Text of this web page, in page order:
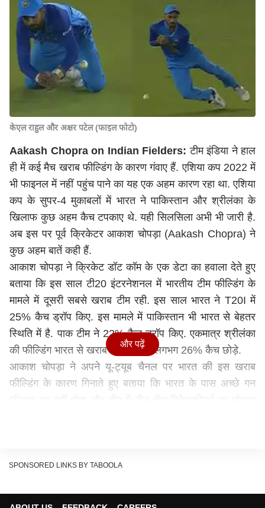
केएल राहुल और अक्षर पटेल (फाइल फोटो)
Aakash Chopra on Indian Fielders: टीम इंडिया ने हाल
ही में कई मैच खराब फील्डिंग के कारण गंवाए हैं. एशिया कप 2022 में
भी फाइनल में नहीं पहुंच पाने का यह एक अहम कारण रहा था. एशिया
कप के सुपर-4 मुकाबलों में भारत ने पाकिस्तान और श्रीलंका के
खिलाफ कुछ अहम कैच टपकाए थे. यही सिलसिला अभी भी जारी है.
अब इस पर पूर्व क्रिकेटर आकाश चोपड़ा (Aakash Chopra) ने
कुछ अहम बातें कही हैं.
आकाश चोपड़ा ने क्रिकेट डॉट कॉम के एक डेटा का हवाला देते हुए
बताया कि इस साल टी20 इंटरनेशनल में भारतीय टीम फील्डिंग के
मामले में दूसरी सबसे खराब टीम रही. इस साल भारत ने T20I में
25% कैच ड्रॉप किए. इस मामले में पाकिस्तान भी भारत से बेहतर
स्थिति में है. पाक टीम ने 22% कैच ड्रॉप किए. एकमात्र श्रीलंका
की फील्डिंग भारत से खराब रही, जिसने लगभग 26% कैच छोड़े.
आकाश चोपड़ा ने अपने यू-ट्यूब चैनल पर भारत की इस खराब
फील्डिंग के कारण गिनाते हुए बताया कि भारत के पास अच्छे गन
तो सुन ही नहीं पाते हैं.'
और पढ़ें
SPONSORED LINKS BY TABOOLA